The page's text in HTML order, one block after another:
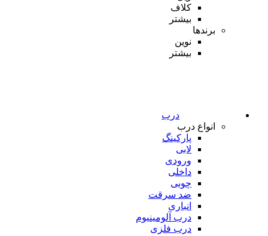
کلاف
بیشتر
برندها
نوین
بیشتر
درب
انواع درب
پارکینگ
لابی
ورودی
داخلی
چوبی
ضد سرقت
انباری
درب آلومینیوم
درب فلزی